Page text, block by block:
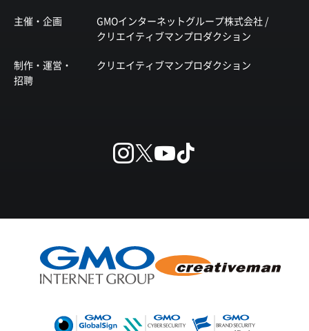
主催・企画
GMOインターネットグループ株式会社 /
クリエイティブマンプロダクション
制作・運営・
招聘
クリエイティブマンプロダクション